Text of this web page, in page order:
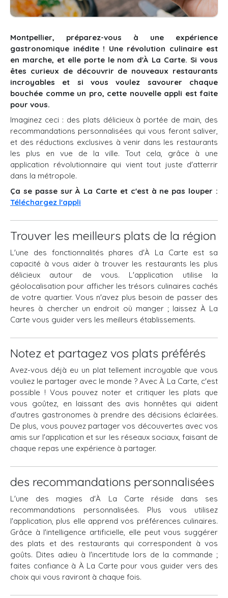
Montpellier, préparez-vous à une expérience
gastronomique inédite ! Une révolution culinaire est
en marche, et elle porte le nom d'À La Carte. Si vous
êtes curieux de découvrir de nouveaux restaurants
incroyables et si vous voulez savourer chaque
bouchée comme un pro, cette nouvelle appli est faite
pour vous.
Imaginez ceci : des plats délicieux à portée de main, des
recommandations personnalisées qui vous feront saliver,
et des réductions exclusives à venir dans les restaurants
les plus en vue de la ville. Tout cela, grâce à une
application révolutionnaire qui vient tout juste d'atterrir
dans la métropole.
Ça se passe sur À La Carte et c'est à ne pas louper :
Téléchargez l'appli
Trouver les meilleurs plats de la région
L'une des fonctionnalités phares d'À La Carte est sa
capacité à vous aider à trouver les restaurants les plus
délicieux autour de vous. L'application utilise la
géolocalisation pour afficher les trésors culinaires cachés
de votre quartier. Vous n'avez plus besoin de passer des
heures à chercher un endroit où manger ; laissez À La
Carte vous guider vers les meilleurs établissements.
Notez et partagez vos plats préférés
Avez-vous déjà eu un plat tellement incroyable que vous
vouliez le partager avec le monde ? Avec À La Carte, c'est
possible ! Vous pouvez noter et critiquer les plats que
vous goûtez, en laissant des avis honnêtes qui aident
d'autres gastronomes à prendre des décisions éclairées.
De plus, vous pouvez partager vos découvertes avec vos
amis sur l'application et sur les réseaux sociaux, faisant de
chaque repas une expérience à partager.
des recommandations personnalisées
L'une des magies d'À La Carte réside dans ses
recommandations personnalisées. Plus vous utilisez
l'application, plus elle apprend vos préférences culinaires.
Grâce à l'intelligence artificielle, elle peut vous suggérer
des plats et des restaurants qui correspondent à vos
goûts. Dites adieu à l'incertitude lors de la commande ;
faites confiance à À La Carte pour vous guider vers des
choix qui vous raviront à chaque fois.